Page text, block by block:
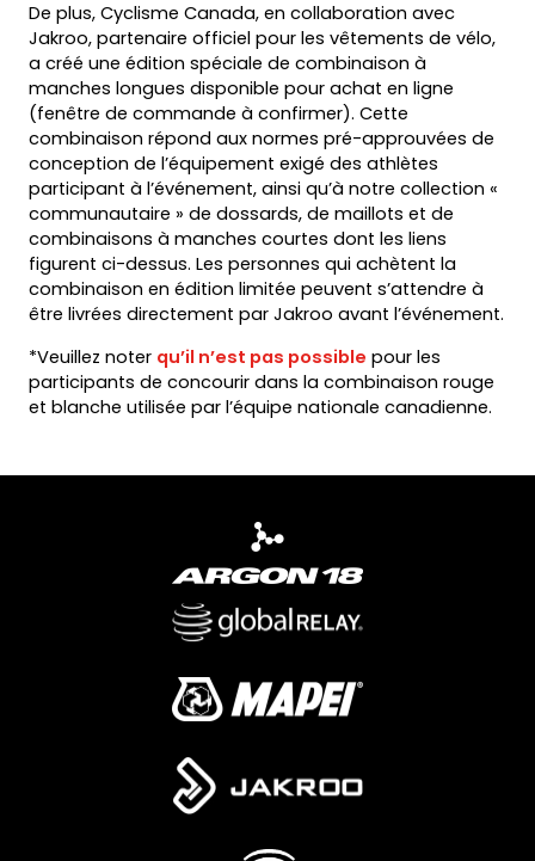
a
new
tab)
De plus, Cyclisme Canada, en collaboration avec
Jakroo, partenaire officiel pour les vêtements de vélo,
a créé une édition spéciale de combinaison à
manches longues disponible pour achat en ligne
(fenêtre de commande à confirmer). Cette
combinaison répond aux normes pré-approuvées de
conception de l’équipement exigé des athlètes
participant à l’événement, ainsi qu’à notre collection «
communautaire » de dossards, de maillots et de
combinaisons à manches courtes dont les liens
figurent ci-dessus. Les personnes qui achètent la
combinaison en édition limitée peuvent s’attendre à
être livrées directement par Jakroo avant l’événement.
*Veuillez noter qu’il n’est pas possible pour les
participants de concourir dans la combinaison rouge
et blanche utilisée par l’équipe nationale canadienne.